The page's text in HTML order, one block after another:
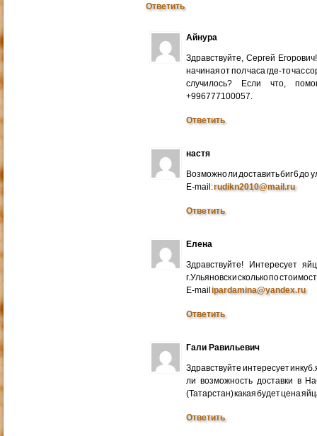
Ответить
Айнура
Здравствуйте, Сергей
начиная от пол часа где-то час
случилось? Если что,
+996777100057.
Ответить
настя
Возможно ли доставить биг 6 до
E-mail:rudikn2010@mail.ru
Ответить
Елена
Здравствуйте! Интересует
г.Ульяновск и сколько по
E-mailipardamina@yandex.ru
Ответить
Гали Равильевич
Здравствуйте интересует
ли возможность доставки в
(Татарстан) какая будет цена
Ответить